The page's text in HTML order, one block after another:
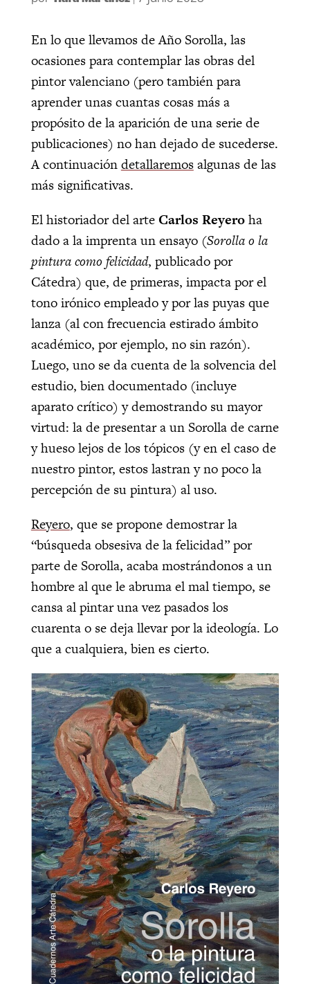
En lo que llevamos de Año Sorolla, las
ocasiones para contemplar las obras del
pintor valenciano (pero también para
aprender unas cuantas cosas más a
propósito de la aparición de una serie de
publicaciones) no han dejado de sucederse.
A continuacióndetallaremosalgunas de las
más significativas.
El historiador del arteCarlos Reyeroha
dado a la imprenta un ensayo (Sorolla o la
pintura como felicidad, publicado por
Cátedra) que, de primeras, impacta por el
tono irónico empleado y por las puyas que
lanza (al con frecuencia estirado ámbito
académico, por ejemplo, no sin razón).
Luego, uno se da cuenta de la solvencia del
estudio, bien documentado (incluye
aparato crítico) y demostrando su mayor
virtud: la de presentar a un Sorolla de carne
y hueso lejos de los tópicos (y en el caso de
nuestro pintor, estos lastran y no poco la
percepción de su pintura) al uso.
Reyero, que se propone demostrar la
“búsqueda obsesiva de la felicidad” por
parte de Sorolla, acaba mostrándonos a un
hombre al que le abruma el mal tiempo, se
cansa al pintar una vez pasados los
cuarenta o se deja llevar por la ideología. Lo
que a cualquiera, bien es cierto.